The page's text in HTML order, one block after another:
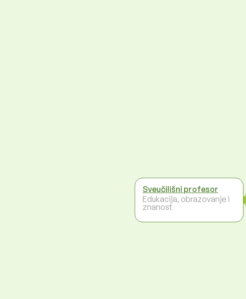
Sveučilišni profesor
Edukacija, obrazovanje i
znanost